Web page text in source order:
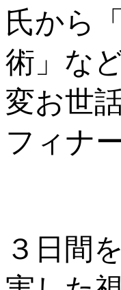
氏から
術」な
変お世
フィナ
３日間